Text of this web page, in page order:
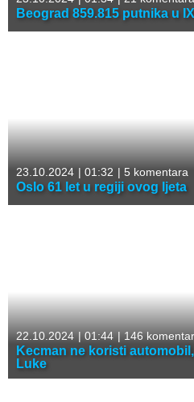
Beograd 859.815 putnika u
23.10.2024 | 01:32 | 5 komentara
Oslo 61 let u regiji ovog ljeta
22.10.2024 |01:44 |146
Kecman ne koristi
Luke